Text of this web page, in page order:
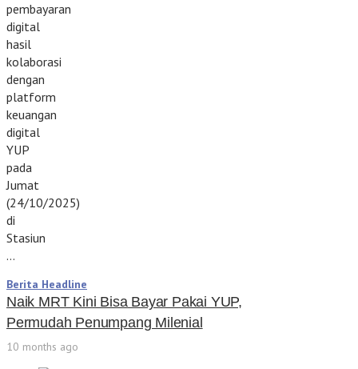
pembayaran
digital
hasil
kolaborasi
dengan
platform
keuangan
digital
YUP
pada
Jumat
(24/10/2025)
di
Stasiun
…
Berita Headline
Naik MRT Kini Bisa Bayar Pakai YUP,
Permudah Penumpang Milenial
10 months ago